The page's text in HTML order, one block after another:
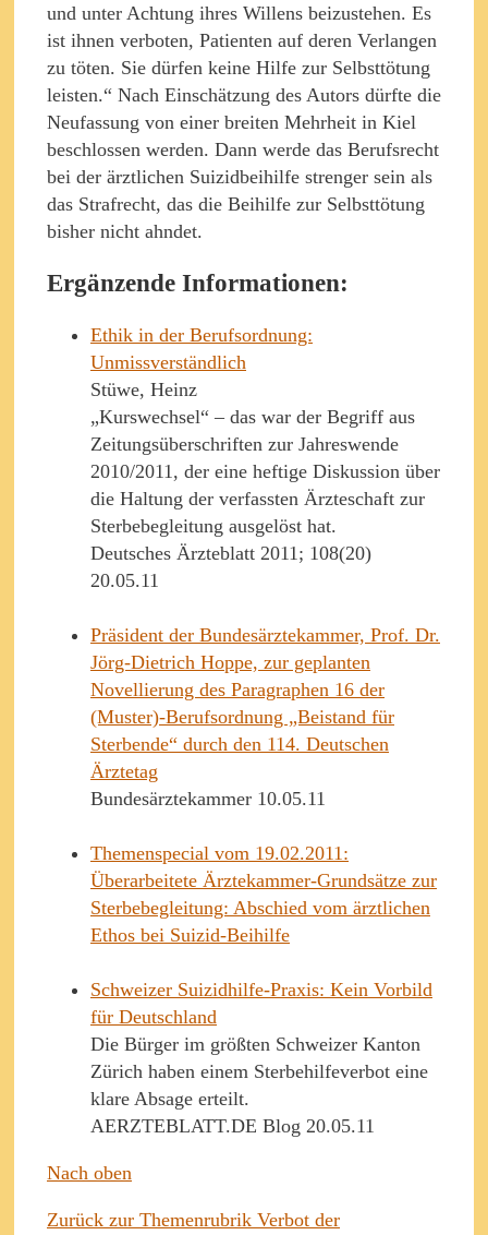
und unter Achtung ihres Willens beizustehen. Es
ist ihnen verboten, Patienten auf deren Verlangen
zu töten. Sie dürfen keine Hilfe zur Selbsttötung
leisten.“ Nach Einschätzung des Autors dürfte die
Neufassung von einer breiten Mehrheit in Kiel
beschlossen werden. Dann werde das Berufsrecht
bei der ärztlichen Suizidbeihilfe strenger sein als
das Strafrecht, das die Beihilfe zur Selbsttötung
bisher nicht ahndet.
Ergänzende Informationen:
Ethik in der Berufsordnung:
Unmissverständlich
Stüwe, Heinz
„Kurswechsel“ – das war der Begriff aus
Zeitungsüberschriften zur Jahreswende
2010/2011, der eine heftige Diskussion über
die Haltung der verfassten Ärzteschaft zur
Sterbebegleitung ausgelöst hat.
Deutsches Ärzteblatt 2011; 108(20)
20.05.11
Präsident der Bundesärztekammer, Prof. Dr.
Jörg-Dietrich Hoppe, zur geplanten
Novellierung des Paragraphen 16 der
(Muster)-Berufsordnung „Beistand für
Sterbende“ durch den 114. Deutschen
Ärztetag
Bundesärztekammer 10.05.11
Themenspecial vom 19.02.2011:
Überarbeitete Ärztekammer-Grundsätze zur
Sterbebegleitung: Abschied vom ärztlichen
Ethos bei Suizid-Beihilfe
Schweizer Suizidhilfe-Praxis: Kein Vorbild
für Deutschland
Die Bürger im größten Schweizer Kanton
Zürich haben einem Sterbehilfeverbot eine
klare Absage erteilt.
AERZTEBLATT.DE Blog 20.05.11
Nach oben
Zurück zur Themenrubrik Verbot der